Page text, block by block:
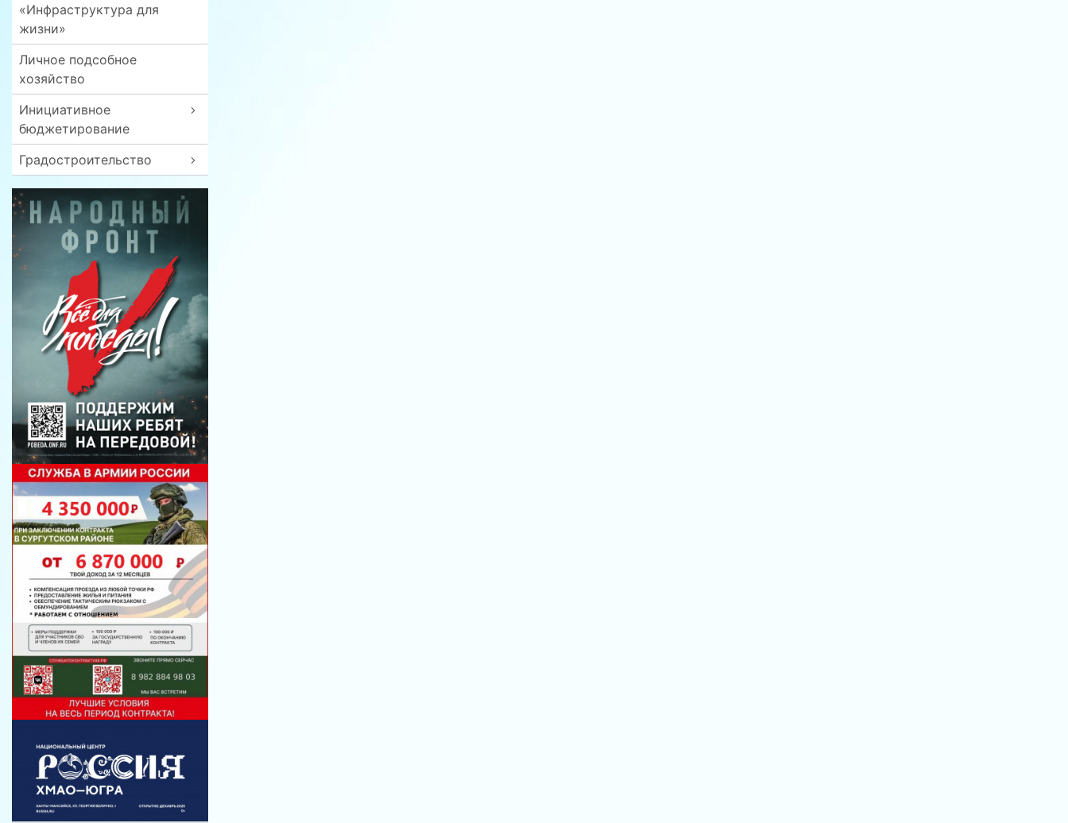
«Инфраструктура для
жизни»
Личное подсобное
хозяйство
Инициативное
бюджетирование
Градостроительство